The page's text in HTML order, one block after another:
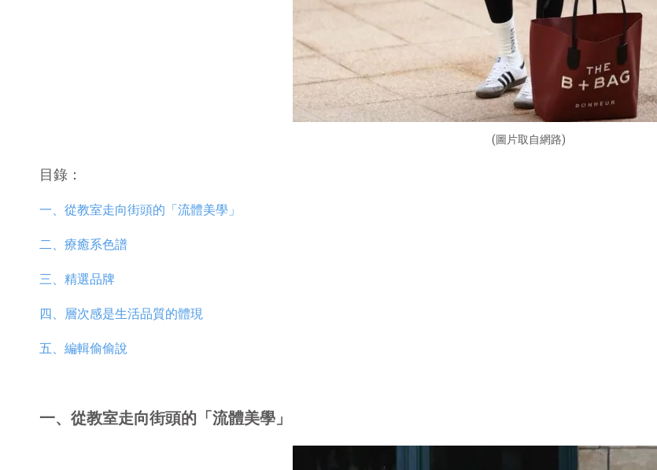
(圖片取自網路)
目錄：
一、從教室走向街頭的「流體美學」
二、療癒系色譜
三、精選品牌
四、層次感是生活品質的體現
五、編輯偷偷說
一、從教室走向街頭的「流體美學」